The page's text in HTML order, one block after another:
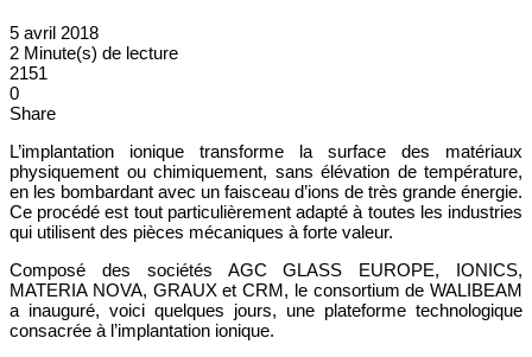
5 avril 2018
2 Minute(s) de lecture
2151
0
Share
L’implantation ionique transforme la surface des matériaux
physiquement ou chimiquement, sans élévation de température,
en les bombardant avec un faisceau d’ions de très grande énergie.
Ce procédé est tout particulièrement adapté à toutes les industries
qui utilisent des pièces mécaniques à forte valeur.
Composé des sociétés AGC GLASS EUROPE, IONICS,
MATERIA NOVA, GRAUX et CRM, le consortium de WALIBEAM
a inauguré, voici quelques jours, une plateforme technologique
consacrée à l’implantation ionique.